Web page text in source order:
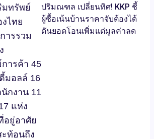
ทรัพย์
ไทย
ารรวม
ารค้า 45
มอลล์ 16
กงาน 11
แห่ง
อยู่อาศัย
ะท้อนถึง
ปริมณฑล เปลี่ยนทิศ! KKP ชี้
ผู้ซื้อเน้นบ้านราคาจับต้องได้
ดันยอดโอนเพิ่มแต่มูลค่าลด